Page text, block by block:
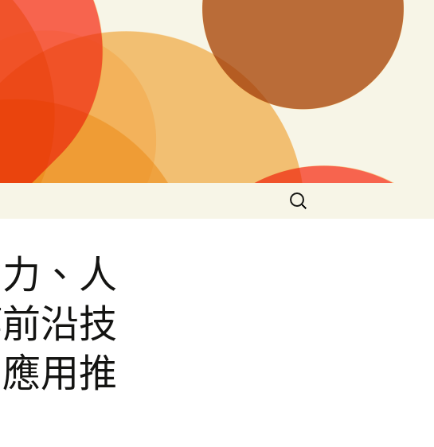
搜
尋
、人
沿技
用推